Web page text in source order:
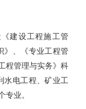
建设工程施工管
》、《专业工程管
程管理与实务》科
水电工程、矿业工
专业。